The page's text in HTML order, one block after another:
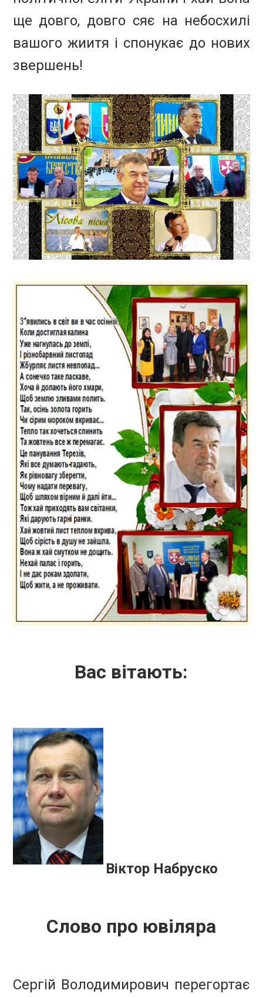
ще довго, довго сяє на небосхилі
вашого жиитя і спонукає до нових
звершень!
Вас вітають:
Віктор Набруско
Слово про ювіляра
Сергій Володимирович перегортає